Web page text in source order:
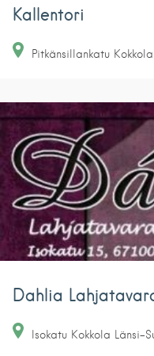
Kallentori
Pitkänsillankatu Kokkola
Dahlia
Isokatu Kokkola Länsi-